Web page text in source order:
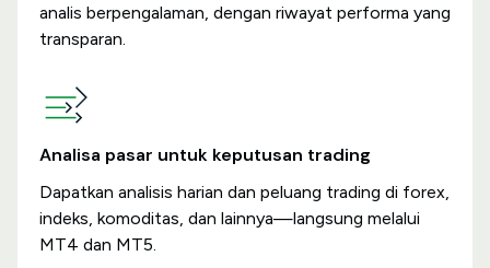
analis berpengalaman, dengan riwayat performa yang
transparan.
Analisa pasar untuk keputusan trading
Dapatkan analisis harian dan peluang trading di forex,
indeks, komoditas, dan lainnya—langsung melalui
MT4 dan MT5.